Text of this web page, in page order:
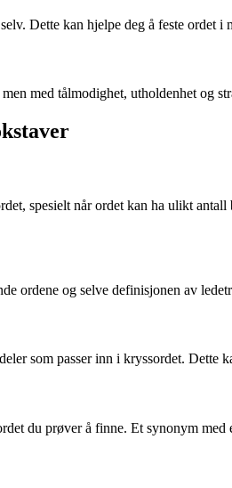
Dette kan hjelpe deg å feste ordet i
med tålmodighet, utholdenhet og
spesielt når ordet kan ha ulikt
ordene og selve definisjonen av
som passer inn i kryssordet. Dette
du prøver å finne. Et synonym